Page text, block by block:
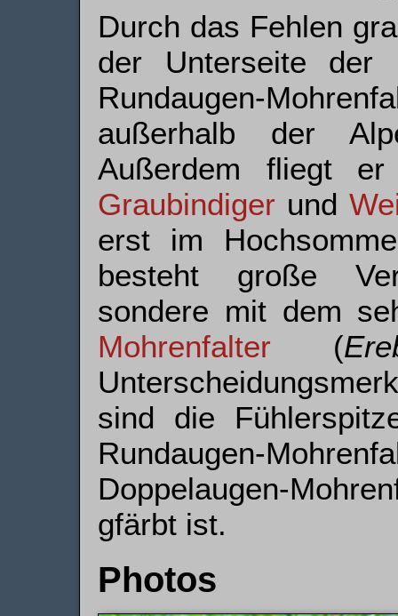
Durch das Fehlen
der Unterseite der
Rundaugen-
außerhalb der
Außerdem fliegt
Graubindiger und
erst im
besteht große
sondere mit dem
Mohrenfalter (
sind die
Rundaugen-
Doppelaugen-
gfärbt ist.
Photos